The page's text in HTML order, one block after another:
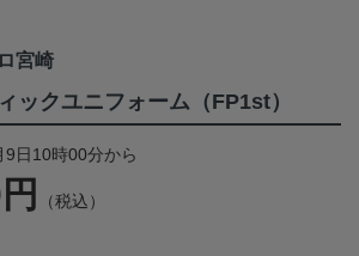
宮崎
ックユニフォーム（FP1st）
日10時00分から
（税込）